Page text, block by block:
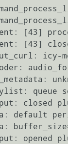
[43]
[43]
icy-
queue
closed
default
opened